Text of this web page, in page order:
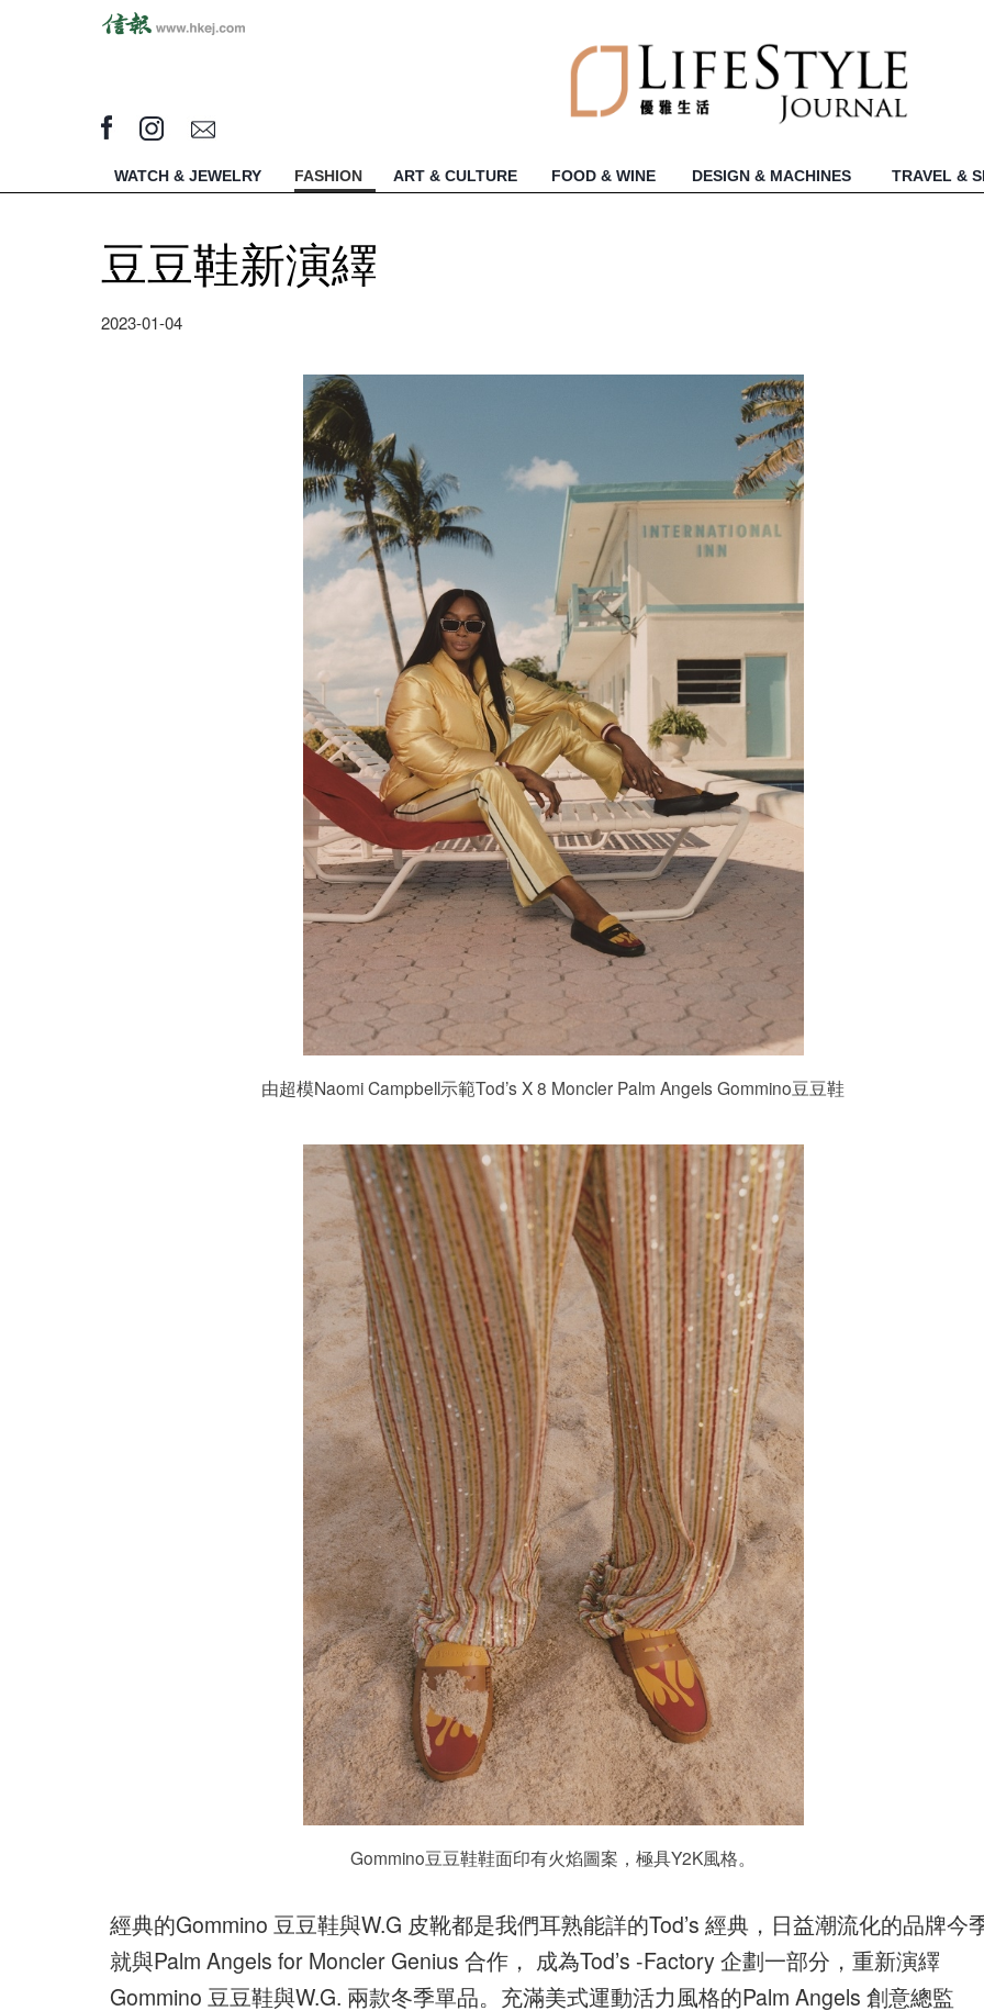
WATCH & JEWELRY FASHION ART & CULTURE FOOD & WINE DESIGN & MACHINES TRAVEL &
豆豆鞋新演繹
2023-01-04
由超模Naomi Campbell示範Tod’s X 8 Moncler Palm Angels Gommino豆豆鞋
Gommino豆豆鞋鞋面印有火焰圖案，極具Y2K風格。
經典的Gommino 豆豆鞋與W.G 皮靴都是我們耳熟能詳的Tod’s 經典，日益潮流化的品牌今
就與Palm Angels for Moncler Genius 合作， 成為Tod’s -Factory 企劃一部分，重新演繹
Gommino 豆豆鞋與W.G. 兩款冬季單品。充滿美式運動活力風格的Palm Angels 創意總監